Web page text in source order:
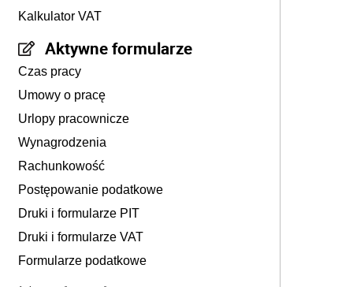
Kalkulator VAT
Aktywne formularze
Czas pracy
Umowy o pracę
Urlopy pracownicze
Wynagrodzenia
Rachunkowość
Postępowanie podatkowe
Druki i formularze PIT
Druki i formularze VAT
Formularze podatkowe